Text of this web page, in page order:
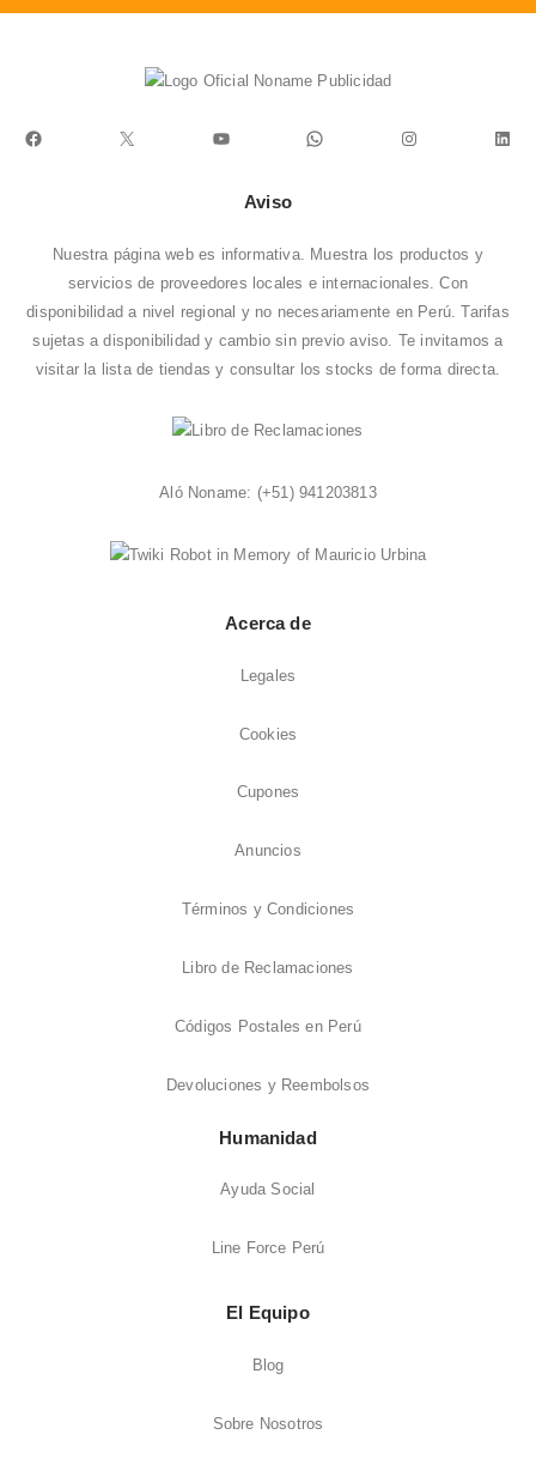
Facebook X YouTube WhatsApp Instagram
Aviso
Nuestra página web es informativa. Muestra los productos y
servicios de proveedores locales e internacionales. Con
disponibilidad a nivel regional y no necesariamente en Perú. Tarifas
sujetas a disponibilidad y cambio sin previo aviso. Te invitamos a
visitar la lista de tiendas y consultar los stocks de forma directa.
Aló Noname: (+51) 941203813
Acerca de
Legales
Cookies
Cupones
Anuncios
Términos y Condiciones
Libro de Reclamaciones
Códigos Postales en Perú
Devoluciones y Reembolsos
Humanidad
Ayuda Social
Line Force Perú
El Equipo
Blog
Sobre Nosotros